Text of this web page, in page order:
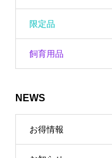
限定品
飼育用品
NEWS
お得情報